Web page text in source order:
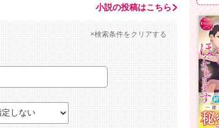
小説の投稿はこちら
×検索条件をクリアする